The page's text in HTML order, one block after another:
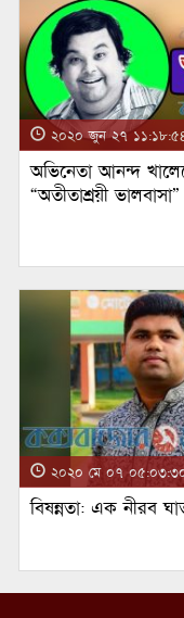
২০২০ জুন ২৭
অভিনেতা আনন্দ
“অতীতাশ্রয়ী ভালবাসা”
২০২০ মে ০৭
বিষন্নতা: এক নীরব